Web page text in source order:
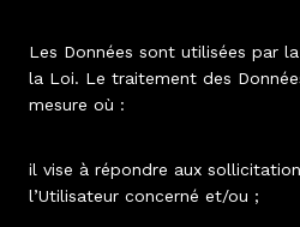
Les Données sont utilisées par
la Loi. Le traitement des
mesure où :
il vise à répondre aux
l’Utilisateur concerné et/ou ;